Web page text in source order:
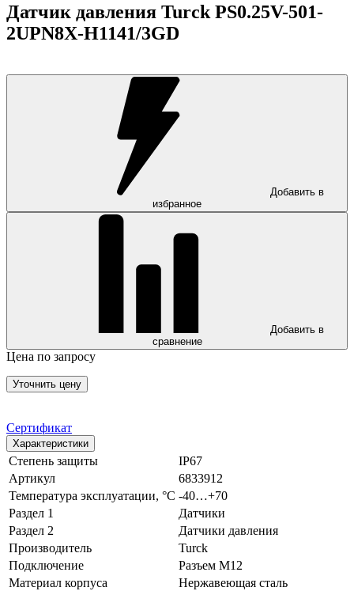
Датчик давления Turck PS0.25V-501-
2UPN8X-H1141/3GD
Добавить в
избранное
Добавить в
сравнение
Цена по запросу
Уточнить цену
Сертификат
Характеристики
Степень защиты
IP67
Артикул
6833912
Температура эксплуатации, °С -40…+70
Раздел 1
Датчики
Раздел 2
Датчики давления
Производитель
Turck
Подключение
Разъем M12
Материал корпуса
Нержавеющая сталь